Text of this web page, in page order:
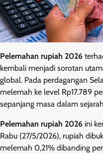
Pelemahan rupiah 2026
kembali menjadi sorotan
global. Pada perdagangan
melemah ke level Rp17.789
sepanjang masa dalam
Pelemahan rupiah 2026 ini
Rabu (27/5/2026), rupiah
melemah 0,21% dibanding